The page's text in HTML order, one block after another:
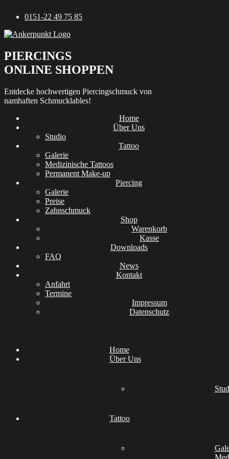
Inhalt
0151-22 49 75 85
PIERCINGS
ONLINE SHOPPEN
Entdecke hochwertigen Piercingschmuck von
namhaften Schmucklables!
Home
Über Uns
Studio
Tattoo
Galerie
Medizinische Tattoos
Permanent Make-up
Piercing
Galerie
Preise
Zahnschmuck
Shop
Warenkorb
Kasse
Downloads
FAQ
News
Kontakt
Anfahrt
Termine
Impressum
Datenschutz
Home
Über Uns
Tattoo